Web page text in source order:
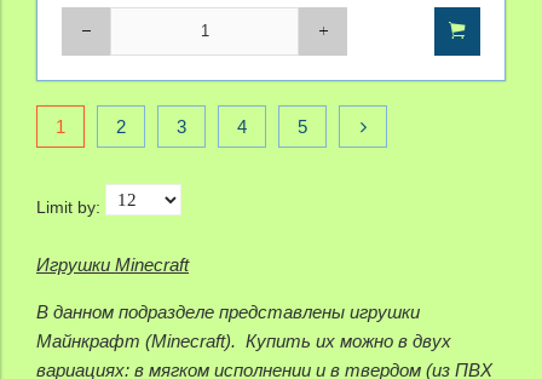
1 2 3 4 5
Limit by:
Игрушки Minecraft
В данном подразделе представлены игрушки
Майнкрафт (Minecraft). Купить их можно в двух
вариациях: в мягком исполнении и в твердом (из ПВХ